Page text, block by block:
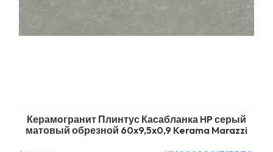
Керамогранит Плинтус Касабланка HP серый
матовый обрезной 60x9,5x0,9 Kerama Marazzi